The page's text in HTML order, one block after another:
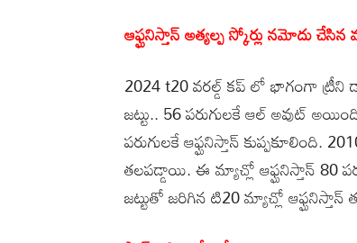
ఆఫ్ఘనిస్తాన్ అత్యల్ప స్కోర్లు నమోదు చేసిన
2024 t20 వరల్డ్ కప్ లో భాగంగా
జట్టు.. 56 పరుగులకే ఆల్ అవుట్
పరుగులకే ఆఫ్ఘనిస్తాన్ కుప్పకూలింది.
తలపడ్డాయి. ఈ మ్యాచ్లో ఆఫ్ఘనిస్తాన్ 80
జట్టుతో జరిగిన టి20 మ్యాచ్లో